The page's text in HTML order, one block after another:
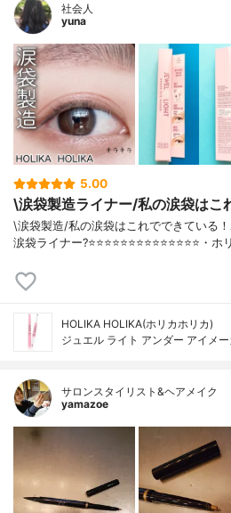
社会人
yuna
5.00
\涙袋製造ライナー/私の涙袋はこ
\涙袋製造/私の涙袋はこれでできている
涙袋ライナー?⭐️⭐️⭐️⭐️⭐️⭐️⭐️⭐️⭐️⭐️⭐️⭐️⭐️⭐️
HOLIKA HOLIKA(ホリカホリカ)
ジュエル ライト アンダー アイメー
サロンスタイリスト&ヘアメイク
yamazoe